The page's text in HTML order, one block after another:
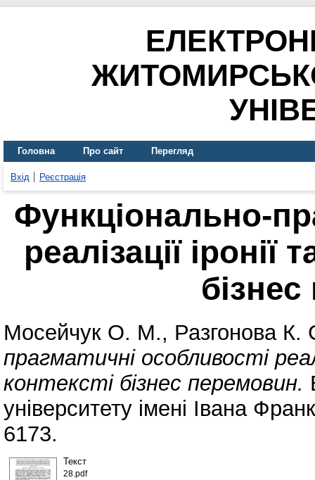
Головна Про сайт Перегляд
Вхід Реєстрація
Функціонально-
реалізації іронії
Мосейчук О. М., Разгонова К.
прагматичні особливості
контексті бізнес перемовин.
університету імені Івана
6173.
Текст
28.pdf